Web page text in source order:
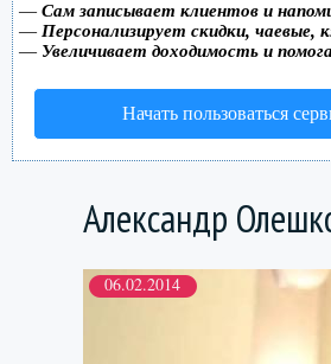
— Сам записывает клиентов и
— Персонализирует скидки, чаевые,
— Увеличивает доходимость и
Начать пользоваться
Александр
06.02.2014